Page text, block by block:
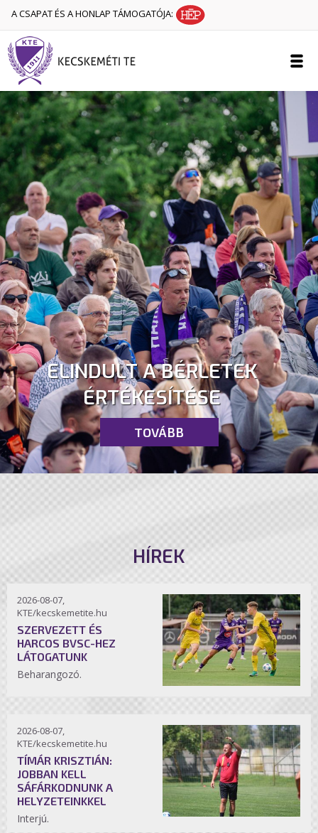
A CSAPAT ÉS A HONLAP TÁMOGATÓJA:
ELINDULT A BÉRLETEK
ÉRTÉKESÍTÉSE
TOVÁBB
HÍREK
2026-08-07,
KTE/kecskemetite.hu
SZERVEZETT ÉS
HARCOS BVSC-HEZ
LÁTOGATUNK
Beharangozó.
2026-08-07,
KTE/kecskemetite.hu
TÍMÁR KRISZTIÁN:
JOBBAN KELL
SÁFÁRKODNUNK A
HELYZETEINKKEL
Interjú.